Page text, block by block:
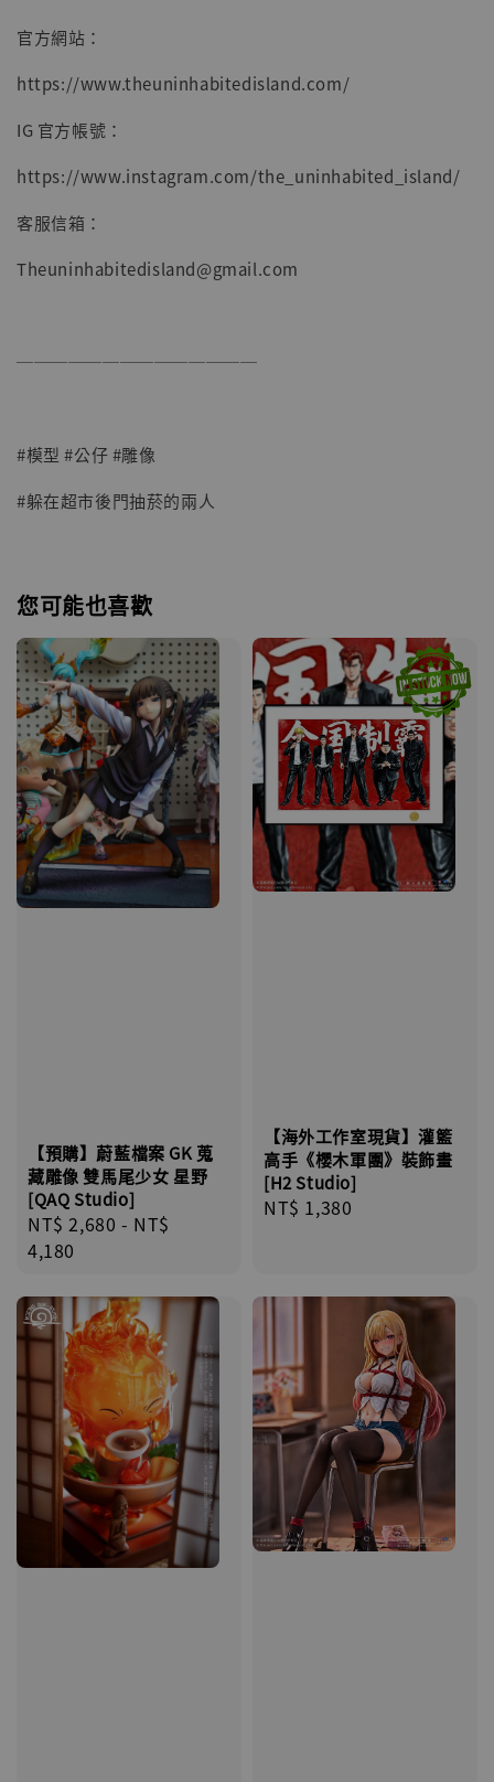
官方網站：
https://www.theuninhabitedisland.com/
IG 官方帳號：
https://www.instagram.com/the_uninhabited_island/
客服信箱：
Theuninhabitedisland@gmail.com
──────────────
#模型 #公仔 #雕像
#躲在超市後門抽菸的兩人
您可能也喜歡
【預購】蔚藍檔案 GK 蒐
藏雕像 雙馬尾少女 星野
[QAQ Studio]
Regular
price
NT$ 2,680 - NT$
4,180
【海外工作室現貨】灌籃
高手《櫻木軍團》裝飾畫
[H2 Studio]
Regular
NT$ 1,380